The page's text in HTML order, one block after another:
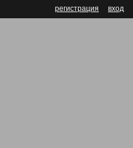
вход
регистрация